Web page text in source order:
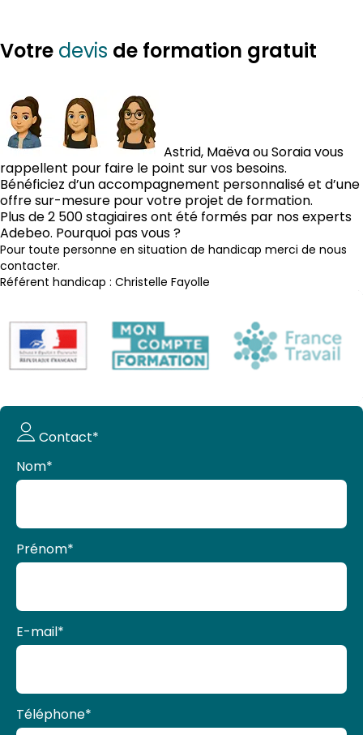
Votre devis de formation gratuit
Astrid, Maëva ou Soraia vous
rappellent pour faire le point sur vos besoins.
Bénéficiez d’un accompagnement personnalisé et d’une
offre sur-mesure pour votre projet de formation.
Plus de 2 500 stagiaires ont été formés par nos experts
Adebeo. Pourquoi pas vous ?
Pour toute personne en situation de handicap merci de nous
contacter.
Référent handicap : Christelle Fayolle
Demande
de devis
Contact*
Nom*
Prénom*
E-mail*
Téléphone*